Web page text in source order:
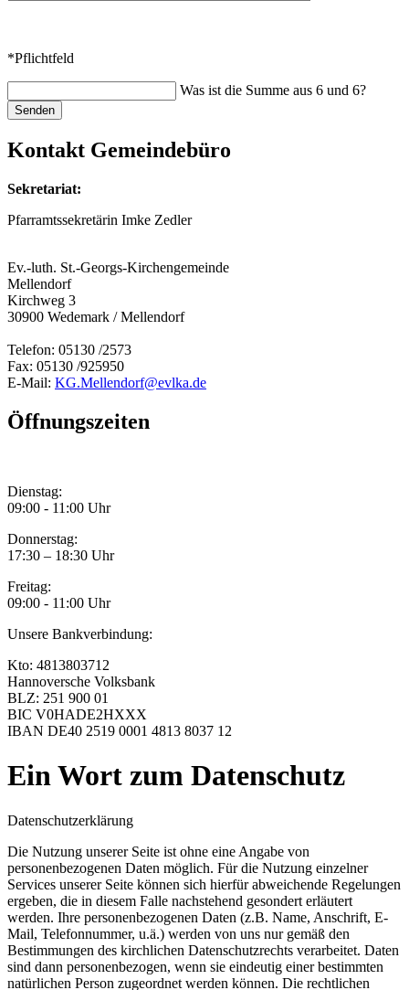
*Pflichtfeld
Was ist die Summe aus 6 und 6?
Senden
Kontakt Gemeindebüro
Sekretariat:
Pfarramtssekretärin Imke Zedler
Ev.-luth. St.-Georgs-Kirchengemeinde
Mellendorf
Kirchweg 3
30900 Wedemark / Mellendorf
Telefon: 05130 /2573
Fax: 05130 /925950
E-Mail: KG.Mellendorf@evlka.de
Öffnungszeiten
Dienstag:
09:00 - 11:00 Uhr
Donnerstag:
17:30 – 18:30 Uhr
Freitag:
09:00 - 11:00 Uhr
Unsere Bankverbindung:
Kto: 4813803712
Hannoversche Volksbank
BLZ: 251 900 01
BIC V0HADE2HXXX
IBAN DE40 2519 0001 4813 8037 12
Ein Wort zum Datenschutz
Datenschutzerklärung
Die Nutzung unserer Seite ist ohne eine Angabe von
personenbezogenen Daten möglich. Für die Nutzung einzelner
Services unserer Seite können sich hierfür abweichende Regelungen
ergeben, die in diesem Falle nachstehend gesondert erläutert
werden. Ihre personenbezogenen Daten (z.B. Name, Anschrift, E-
Mail, Telefonnummer, u.ä.) werden von uns nur gemäß den
Bestimmungen des kirchlichen Datenschutzrechts verarbeitet. Daten
sind dann personenbezogen, wenn sie eindeutig einer bestimmten
natürlichen Person zugeordnet werden können. Die rechtlichen